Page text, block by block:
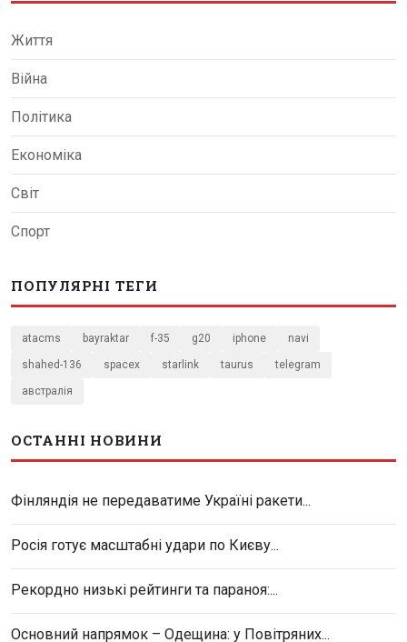
Життя
Війна
Політика
Економіка
Світ
Спорт
ПОПУЛЯРНІ ТЕГИ
atacms bayraktar f-35 g20 iphone navi
shahed-136 spacex starlink taurus telegram
австралія
ОСТАННІ НОВИНИ
Фінляндія не передаватиме Україні ракети...
Росія готує масштабні удари по Києву...
Рекордно низькі рейтинги та параноя:...
Основний напрямок – Одещина: у Повітряних...